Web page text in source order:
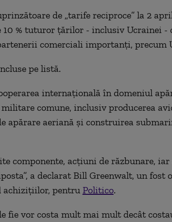
de „tarife reciproce” la 2
10 % tuturor țărilor - inclusiv Ucrainei -
comerciali importanți, precum
pe listă.
internațională în domeniul
comune, inclusiv producerea
apărare aeriană și construirea
componente, acțiuni de răzbunare,
a declarat Bill Greenwalt, un fost
achizițiilor, pentru Politico.
fie vor costa mult mai mult decât